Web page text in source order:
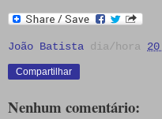
João Batista dia/hora
Compartilhar
Nenhum comentário: